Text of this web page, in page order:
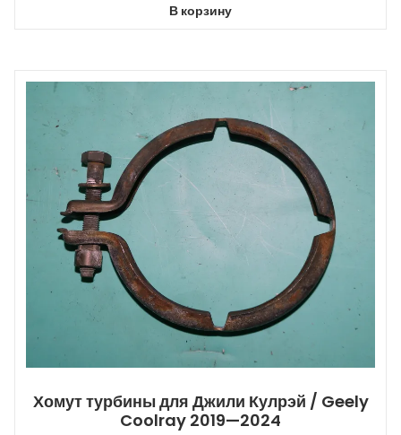
В корзину
Хомут турбины для Джили Кулрэй / Geely
Coolray 2019—2024